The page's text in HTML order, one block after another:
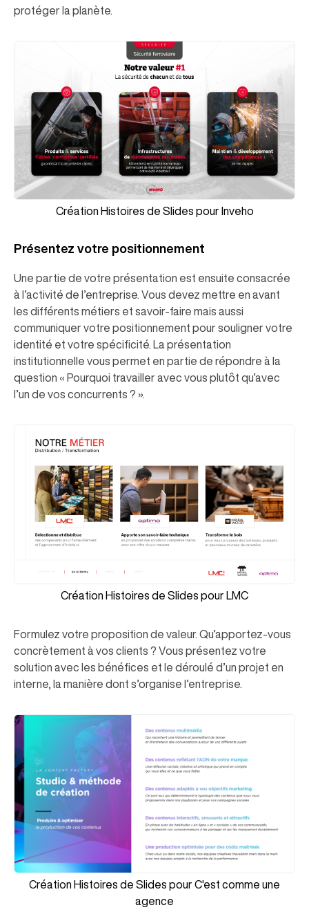
protéger la planète.
Création Histoires de Slides pour Inveho
Présentez votre positionnement
Une partie de votre présentation est ensuite consacrée
à l’activité de l’entreprise. Vous devez mettre en avant
les différents métiers et savoir-faire mais aussi
communiquer votre positionnement pour souligner votre
identité et votre spécificité. La présentation
institutionnelle vous permet en partie de répondre à la
question « Pourquoi travailler avec vous plutôt qu’avec
l’un de vos concurrents ? ».
Création Histoires de Slides pour LMC
Formulez votre proposition de valeur. Qu’apportez-vous
concrètement à vos clients ? Vous présentez votre
solution avec les bénéfices et le déroulé d’un projet en
interne, la manière dont s’organise l’entreprise.
Création Histoires de Slides pour C'est comme une
agence